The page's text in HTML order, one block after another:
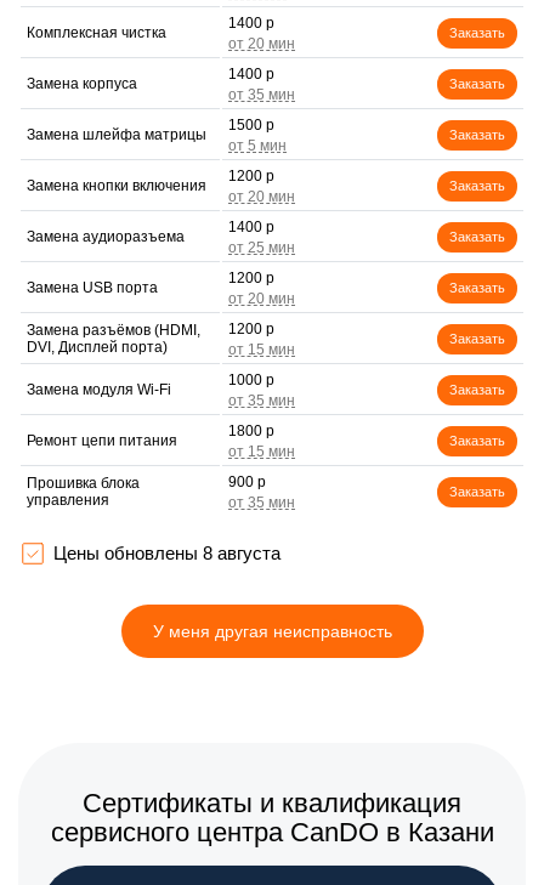
Комплексная чистка
1400 р
Заказать
Замена корпуса
1400 р
Заказать
Замена шлейфа матрицы
1500 р
Заказать
Замена кнопки включения
1200 р
Заказать
Замена аудиоразъема
1400 р
Заказать
Замена USB порта
1200 р
Заказать
Замена разъёмов (HDMI,
DVI, Дисплей порта)
1200 р
Заказать
Замена модуля Wi-Fi
1000 р
Заказать
Ремонт цепи питания
1800 р
Заказать
Прошивка блока
управления
900 р
Заказать
Замена лампы подсветки
Ремонт блока управления
1000 р
Замена подсветки
1500 р
Заказать
900 р
Цены обновлены 8 августа
У меня другая неисправность
Сертификаты и квалификация
сервисного центра CanDO в Казани